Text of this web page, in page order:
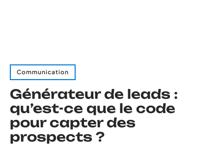
Communication
Générateur de leads :
qu’est-ce que le code
pour capter des
prospects ?